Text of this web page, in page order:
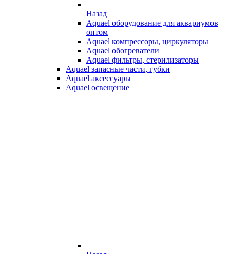
Назад
Aquael оборудование для аквариумов
оптом
Aquael компрессоры, циркуляторы
Aquael обогреватели
Aquael фильтры, стерилизаторы
Aquael запасные части, губки
Aquael аксессуары
Aquael освещение